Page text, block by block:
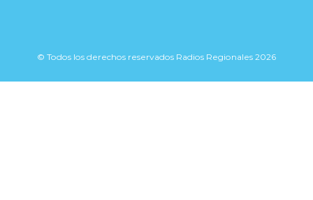
© Todos los derechos reservados Radios Regionales 2026